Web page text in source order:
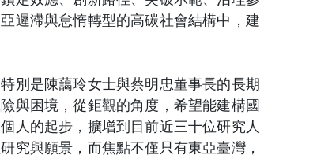
遲滯與怠惰轉型的高碳社會結構中，建
是陳藹玲女士與蔡明忠董事長的長期
與困境，從鉅觀的角度，希望能建構國
人的起步，擴增到目前近三十位研究人
究與願景，而焦點不僅只有東亞臺灣，